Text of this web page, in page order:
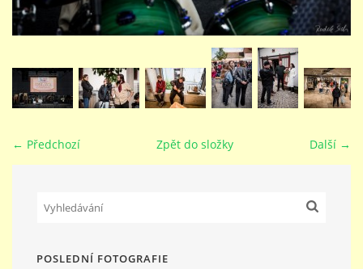
GALERIE
PEDAGOGICKÝ SBOR
DOKUMENTY / KE STAŽENÍ
KURZY
KONTAKTY
← Předchozí Další →
Zpět do složky
POSLEDNÍ FOTOGRAFIE